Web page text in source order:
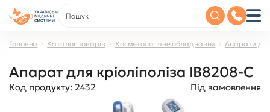
Головна Каталог товарів Косметологічне обладнання Апарати для
Апарат для кріоліполіза IB8208-C
Код продукту: 2432 Під замовлення